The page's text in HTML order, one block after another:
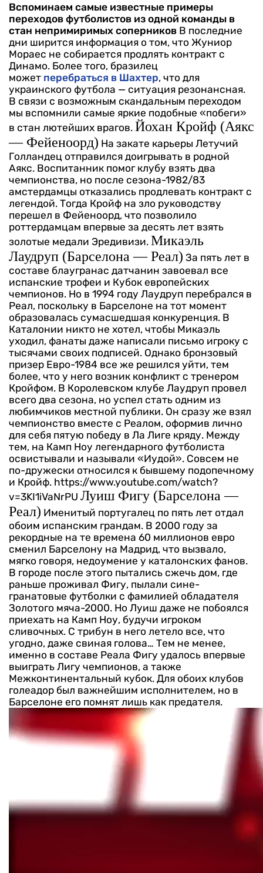
Вспоминаем самые известные примеры
переходов футболистов из одной команды в
стан непримиримых соперников В последние
дни ширится информация о том, что Жуниор
Мораес не собирается продлять контракт с
Динамо. Более того, бразилец
может перебраться в Шахтер, что для
украинского футбола — ситуация резонансная.
В связи с возможным скандальным переходом
мы вспомнили самые яркие подобные «побеги»
в стан лютейших врагов. Йохан Кройф (Аякс
— Фейеноорд) На закате карьеры Летучий
Голландец отправился доигрывать в родной
Аякс. Воспитанник помог клубу взять два
чемпионства, но после сезона-1982/83
амстердамцы отказались продлевать контракт с
легендой. Тогда Кройф на зло руководству
перешел в Фейеноорд, что позволило
роттердамцам впервые за десять лет взять
золотые медали Эредивизи. Микаэль
Лаудруп (Барселона — Реал) За пять лет в
составе блаугранас датчанин завоевал все
испанские трофеи и Кубок европейских
чемпионов. Но в 1994 году Лаудруп перебрался в
Реал, поскольку в Барселоне на тот момент
образовалась сумасшедшая конкуренция. В
Каталонии никто не хотел, чтобы Микаэль
уходил, фанаты даже написали письмо игроку с
тысячами своих подписей. Однако бронзовый
призер Евро-1984 все же решился уйти, тем
более, что у него возник конфликт с тренером
Кройфом. В Королевском клубе Лаудруп провел
всего два сезона, но успел стать одним из
любимчиков местной публики. Он сразу же взял
чемпионство вместе с Реалом, оформив лично
для себя пятую победу в Ла Лиге кряду. Между
тем, на Камп Ноу легендарного футболиста
освистывали и называли «Иудой». Совсем не
по-дружески относился к бывшему подопечному
и Кройф. https://www.youtube.com/watch?
v=3KI1iVaNrPU Луиш Фигу (Барселона —
Реал) Именитый португалец по пять лет отдал
обоим испанским грандам. В 2000 году за
рекордные на те времена 60 миллионов евро
сменил Барселону на Мадрид, что вызвало,
мягко говоря, недоумение у каталонских фанов.
В городе после этого пытались сжечь дом, где
раньше проживал Фигу, пылали сине-
гранатовые футболки с фамилией обладателя
Золотого мяча-2000. Но Луиш даже не побоялся
приехать на Камп Ноу, будучи игроком
сливочных. С трибун в него летело все, что
угодно, даже свиная голова… Тем не менее,
именно в составе Реала Фигу удалось впервые
выиграть Лигу чемпионов, а также
Межконтинентальный кубок. Для обоих клубов
голеадор был важнейшим исполнителем, но в
Барселоне его помнят лишь как предателя.